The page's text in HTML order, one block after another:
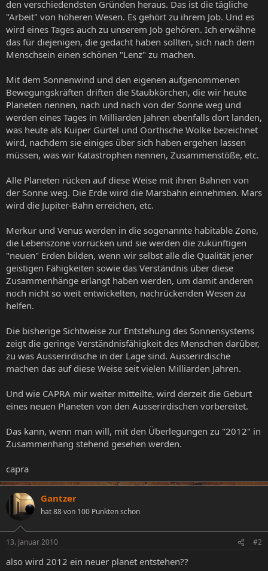
den verschiedendsten Gründen heraus. Das ist die tägliche
"Arbeit" von höheren Wesen. Es gehört zu ihrem Job. Und es
wird eines Tages auch zu unserem Job gehören. Ich erwähne
das für diejenigen, die gedacht haben sollten, sich nach dem
Menschsein einen schönen "Lenz" zu machen.
Mit dem Sonnenwind und den eigenen aufgenommenen
Bewegungskräften driften die Staubkörchen, die wir heute
Planeten nennen, nach und nach von der Sonne weg und
werden eines Tages in Milliarden Jahren ebenfalls dort landen,
was heute als Kuiper Gürtel und Oorthsche Wolke bezeichnet
wird, nachdem sie einiges über sich haben ergehen lassen
müssen, was wir Katastrophen nennen, Zusammenstöße, etc.
Alle Planeten rücken auf diese Weise mit ihren Bahnen von
der Sonne weg. Die Erde wird die Marsbahn einnehmen. Mars
wird die Jupiter-Bahn erreichen, etc.
Merkur und Venus werden in die sogenannte habitable Zone,
die Lebenszone vorrücken und sie werden die zukünftigen
"neuen" Erden bilden, wenn wir selbst alle die Qualität jener
geistigen Fähigkeiten sowie das Verständnis über diese
Zusammenhänge erlangt haben werden, um damit anderen
noch nicht so weit entwickelten, nachrückenden Wesen zu
helfen.
Die bisherige Sichtweise zur Entstehung des Sonnensystems
zeigt die geringe Verständnisfähigkeit des Menschen darüber,
zu was Ausserirdische in der Lage sind. Ausserirdische
machen das auf diese Weise seit vielen Milliarden Jahren.
Und wie CAPRA mir weiter mitteilte, wird derzeit die Geburt
eines neuen Planeten von den Ausserirdischen vorbereitet.
Das kann, wenn man will, mit den Überlegungen zu "2012" in
Zusammenhang stehend gesehen werden.
capra
Gantzer
hat 88 von 100 Punkten schon
13. Januar 2010 #2
also wird 2012 ein neuer planet entstehen??